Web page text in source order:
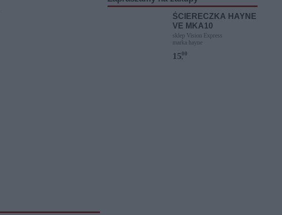
ŚCIERECZKA HAYNE
VE MKA10
sklep Vision Express
marka hayne
15,
00